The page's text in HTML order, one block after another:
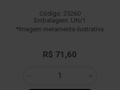
Código: 25260
Embalagem: UN/1
*Imagem meramente ilustrativa
R$ 71,60